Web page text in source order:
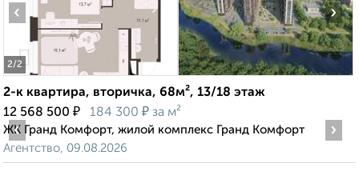
2/2
‹ ›
2-к квартира, вторичка, 68м², 13/18 этаж
12 568 500 ₽ 184 300 ₽ за м²
ЖК Гранд Комфорт, жилой комплекс Гранд Комфорт
Агентство, 09.08.2026
‹ ›